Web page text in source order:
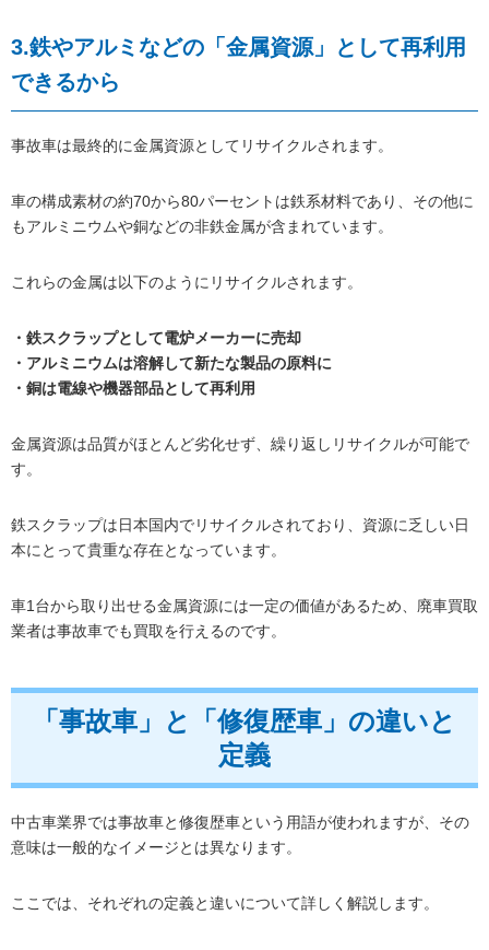
3.鉄やアルミなどの「金属資源」として再利用
できるから
事故車は最終的に金属資源としてリサイクルされます。
車の構成素材の約70から80パーセントは鉄系材料であり、その他に
もアルミニウムや銅などの非鉄金属が含まれています。
これらの金属は以下のようにリサイクルされます。
・鉄スクラップとして電炉メーカーに売却
・アルミニウムは溶解して新たな製品の原料に
・銅は電線や機器部品として再利用
金属資源は品質がほとんど劣化せず、繰り返しリサイクルが可能で
す。
鉄スクラップは日本国内でリサイクルされており、資源に乏しい日
本にとって貴重な存在となっています。
車1台から取り出せる金属資源には一定の価値があるため、廃車買取
業者は事故車でも買取を行えるのです。
「事故車」と「修復歴車」の違いと
定義
中古車業界では事故車と修復歴車という用語が使われますが、その
意味は一般的なイメージとは異なります。
ここでは、それぞれの定義と違いについて詳しく解説します。